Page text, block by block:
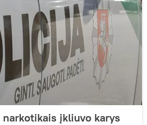
narkotikais įkliuvo karys